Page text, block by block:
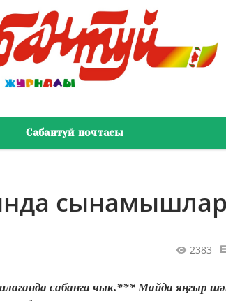
Сабантуй почтасы
сынамышлар
2383
сабанга чык.*** Майда яңгыр